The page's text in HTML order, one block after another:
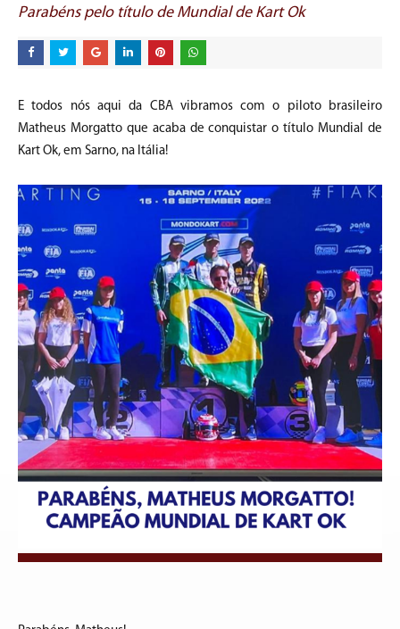
Parabéns pelo título de Mundial de Kart Ok
E todos nós aqui da CBA vibramos com o piloto brasileiro
Matheus Morgatto que acaba de conquistar o título Mundial de
Kart Ok, em Sarno, na Itália!